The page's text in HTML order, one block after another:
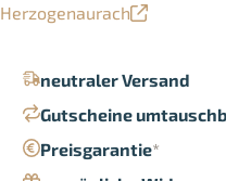
neutraler Versand
Gutscheine
Preisgarantie*
Herzogenaurach